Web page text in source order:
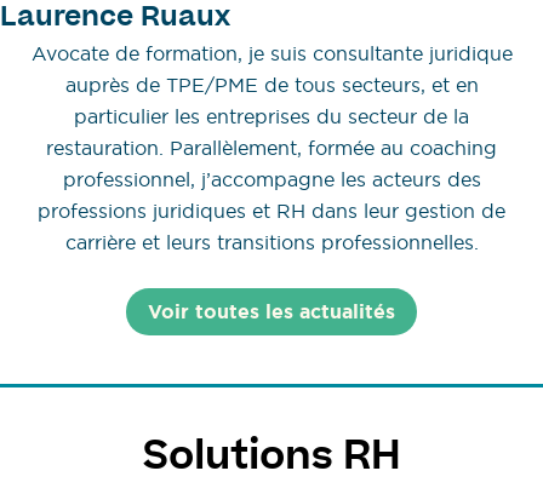
Laurence Ruaux
Avocate de formation, je suis consultante juridique
auprès de TPE/PME de tous secteurs, et en
particulier les entreprises du secteur de la
restauration. Parallèlement, formée au coaching
professionnel, j’accompagne les acteurs des
professions juridiques et RH dans leur gestion de
carrière et leurs transitions professionnelles.
Voir toutes les actualités
Solutions RH